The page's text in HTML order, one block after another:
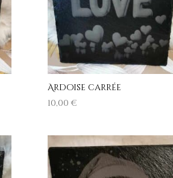
Ardoise carrée
10,00€